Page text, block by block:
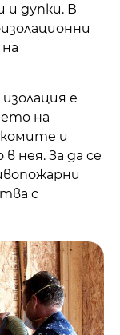
и дупки. В
е
на
и
нея. За да се
с